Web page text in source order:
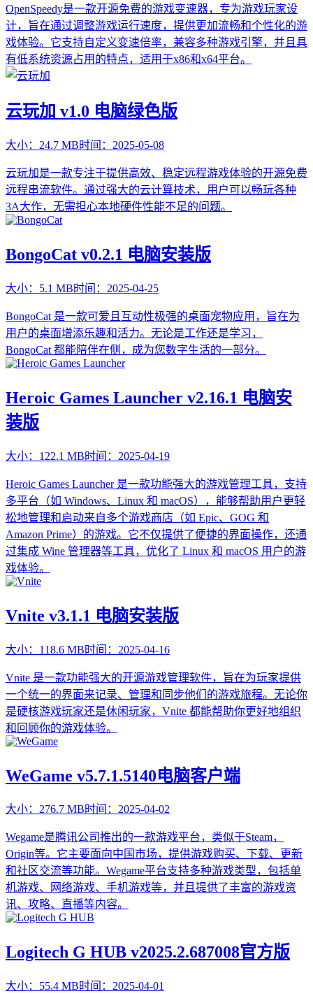
OpenSpeedy是一款开源免费的游戏变速器，专为游戏玩家设
计，旨在通过调整游戏运行速度，提供更加流畅和个性化的游
戏体验。它支持自定义变速倍率，兼容多种游戏引擎，并且具
有低系统资源占用的特点，适用于x86和x64平台。
云玩加 v1.0 电脑绿色版
大小： 24.7 MB时间： 2025-05-08
云玩加是一款专注于提供高效、稳定远程游戏体验的开源免费
远程串流软件。通过强大的云计算技术，用户可以畅玩各种
3A大作，无需担心本地硬件性能不足的问题。
BongoCat v0.2.1 电脑安装版
大小： 5.1 MB时间： 2025-04-25
​BongoCat 是一款可爱且互动性极强的桌面宠物应用，旨在为
用户的桌面增添乐趣和活力。无论是工作还是学习，
BongoCat 都能陪伴在侧，成为您数字生活的一部分。
Heroic Games Launcher v2.16.1 电脑安
装版
大小： 122.1 MB时间： 2025-04-19
Heroic Games Launcher 是一款功能强大的游戏管理工具，支持
多平台（如 Windows、Linux 和 macOS），能够帮助用户更轻
松地管理和启动来自多个游戏商店（如 Epic、GOG 和
Amazon Prime）的游戏。它不仅提供了便捷的界面操作，还通
过集成 Wine 管理器等工具，优化了 Linux 和 macOS 用户的游
戏体验。
Vnite v3.1.1 电脑安装版
大小： 118.6 MB时间： 2025-04-16
Vnite 是一款功能强大的开源游戏管理软件，旨在为玩家提供
一个统一的界面来记录、管理和同步他们的游戏旅程。无论你
是硬核游戏玩家还是休闲玩家，Vnite 都能帮助你更好地组织
和回顾你的游戏体验。
WeGame v5.7.1.5140电脑客户端
大小： 276.7 MB时间： 2025-04-02
Wegame是腾讯公司推出的一款游戏平台，类似于Steam，
Origin等。它主要面向中国市场，提供游戏购买、下载、更新
和社区交流等功能。Wegame平台支持多种游戏类型，包括单
机游戏、网络游戏、手机游戏等，并且提供了丰富的游戏资
讯、攻略、直播等内容。
Logitech G HUB v2025.2.687008官方版
大小： 55.4 MB时间： 2025-04-01